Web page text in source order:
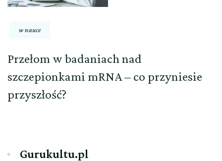
w nauce
Przełom w badaniach nad
szczepionkami mRNA – co przyniesie
przyszłość?
Gurukultu.pl